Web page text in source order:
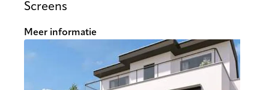
Screens
Meer informatie